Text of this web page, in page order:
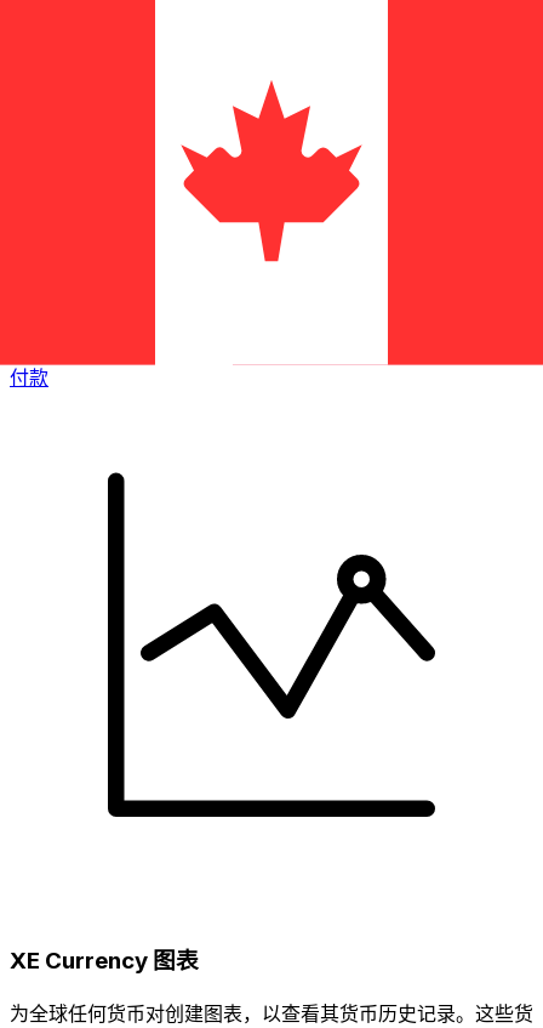
付款
XE Currency 图表
为全球任何货币对创建图表，以查看其货币历史记录。这些货